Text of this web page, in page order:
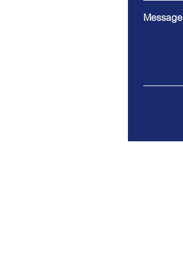
Message